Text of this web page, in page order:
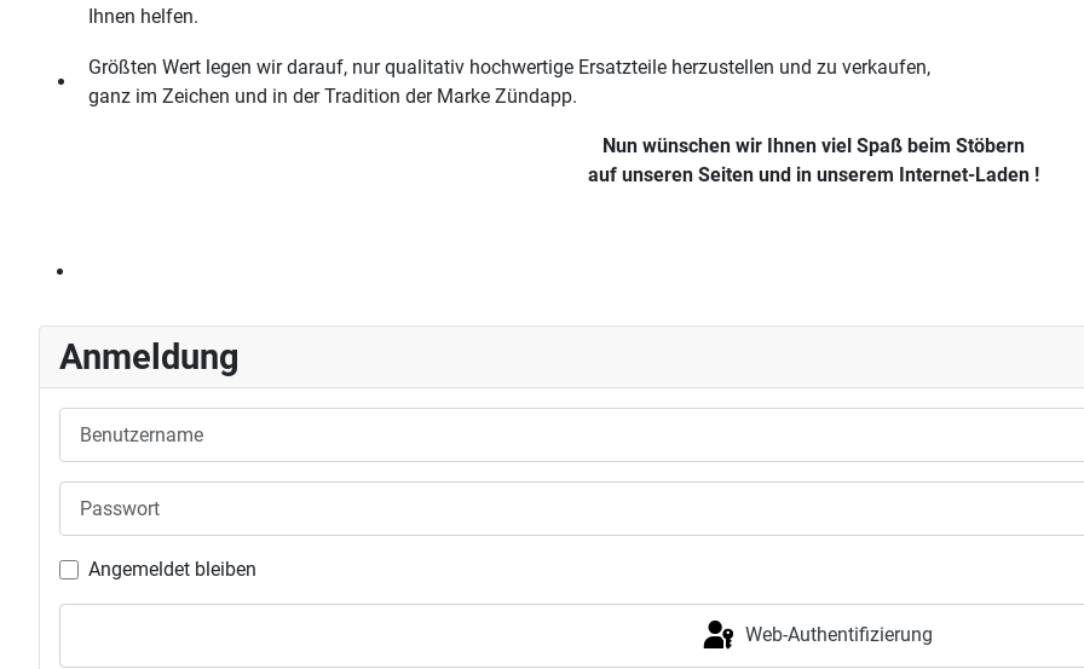
Ihnen helfen.
Größten Wert legen wir darauf, nur qualitativ hochwertige Ersatzteile herzustellen und zu verkaufen,
ganz im Zeichen und in der Tradition der Marke Zündapp.
Nun wünschen wir Ihnen viel Spaß beim Stöbern
auf unseren Seiten und in unserem Internet-Laden !
Anmeldung
Angemeldet bleiben
Web-Authentifizierung